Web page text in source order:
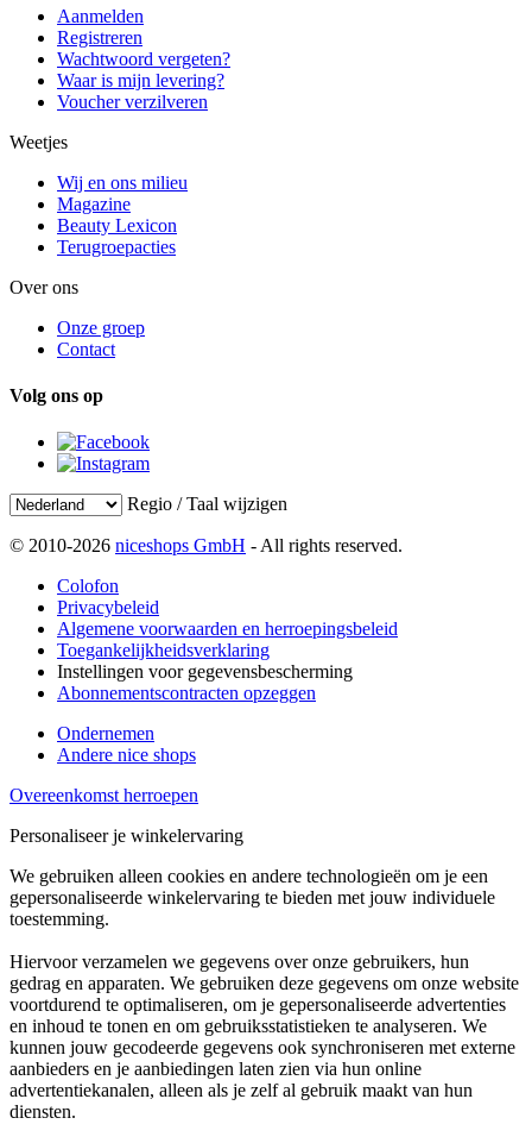
Aanmelden
Registreren
Wachtwoord vergeten?
Waar is mijn levering?
Voucher verzilveren
Weetjes
Wij en ons milieu
Magazine
Beauty Lexicon
Terugroepacties
Over ons
Onze groep
Contact
Volg ons op
Regio / Taal wijzigen
© 2010-2026 niceshops GmbH - All rights reserved.
Colofon
Privacybeleid
Algemene voorwaarden en herroepingsbeleid
Toegankelijkheidsverklaring
Instellingen voor gegevensbescherming
Abonnementscontracten opzeggen
Ondernemen
Andere nice shops
Overeenkomst herroepen
Personaliseer je winkelervaring
We gebruiken alleen cookies en andere technologieën om je een
gepersonaliseerde winkelervaring te bieden met jouw individuele
toestemming.
Hiervoor verzamelen we gegevens over onze gebruikers, hun
gedrag en apparaten. We gebruiken deze gegevens om onze website
voortdurend te optimaliseren, om je gepersonaliseerde advertenties
en inhoud te tonen en om gebruiksstatistieken te analyseren. We
kunnen jouw gecodeerde gegevens ook synchroniseren met externe
aanbieders en je aanbiedingen laten zien via hun online
advertentiekanalen, alleen als je zelf al gebruik maakt van hun
diensten.